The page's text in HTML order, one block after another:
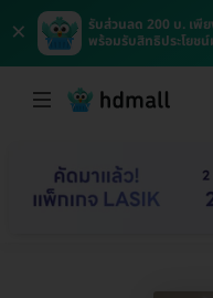
×
รับส่วนลด 200 บ. เพี
พร้อมรับสิทธิประโยชน์